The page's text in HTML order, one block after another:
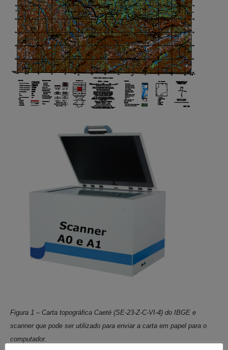
Figura 1 – Carta topográfica Caeté (SE-23-Z-C-VI-4) do IBGE e
scanner que pode ser utilizado para enviar a carta em papel para o
computador.